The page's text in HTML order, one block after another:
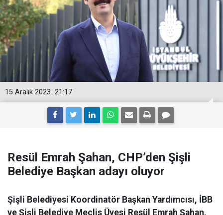
21:17
15 Aralık 2023
Resül Emrah Şahan, CHP’den Şişli
Belediye Başkan adayı oluyor
Şişli Belediyesi Koordinatör Başkan Yardımcısı, İBB
ve Şişli Belediye Meclis Üyesi Resül Emrah Şahan,